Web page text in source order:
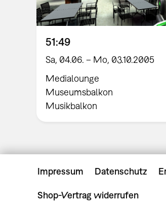
51:49
Sa, 04.06. – Mo, 03.10.2005
Medialounge
Museumsbalkon
Musikbalkon
Impressum Datenschutz
Shop-Vertrag widerrufen